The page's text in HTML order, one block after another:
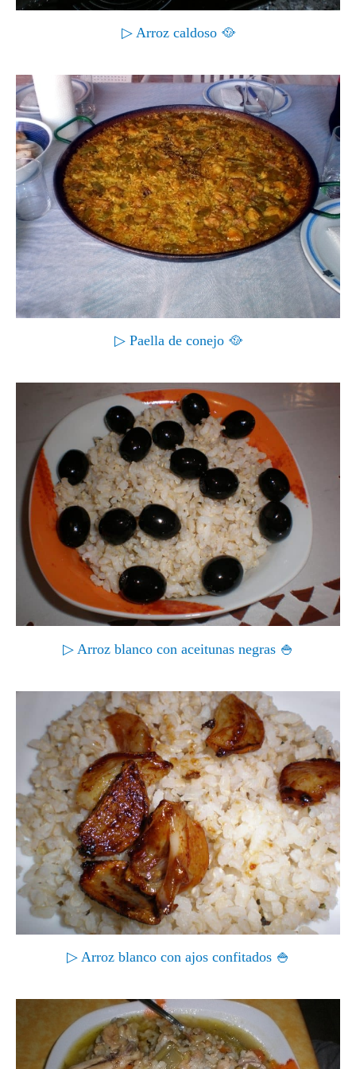
▷ Arroz caldoso 🥘
▷ Paella de conejo 🥘
▷ Arroz blanco con aceitunas negras 🍚
▷ Arroz blanco con ajos confitados 🍚